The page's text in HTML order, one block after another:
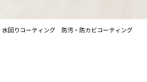
回りコーティング 防汚・防カビコーティング